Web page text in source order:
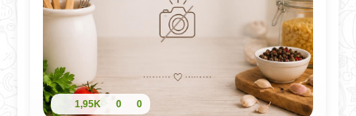
1,95K 0 0